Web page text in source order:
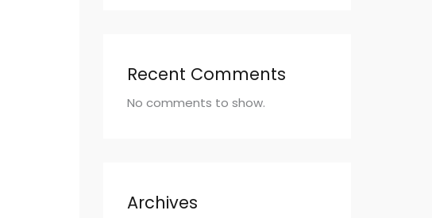
Recent Comments
No comments to show.
Archives